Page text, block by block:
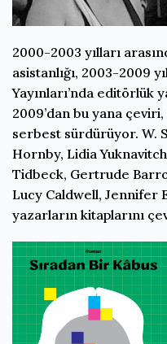
2000-2003 yılları
asistanlığı, 2003-2009
Yayınları’nda editörlük
2009’dan bu yana
serbest sürdürüyor. W.
Hornby, Lidia
Tidbeck, Gertrude
Lucy Caldwell, Jennifer
yazarların kitaplarını